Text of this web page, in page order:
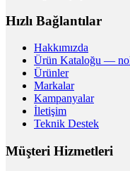
Hızlı Bağlantılar
Hakkımızda
Ürün Kataloğu —
Ürünler
Markalar
Kampanyalar
İletişim
Teknik Destek
Müşteri Hizmetleri